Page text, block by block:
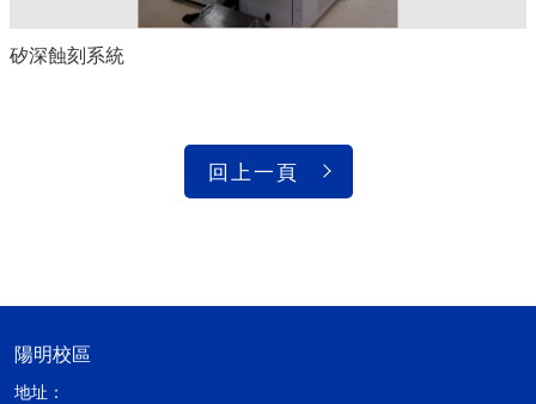
矽深蝕刻系統
回上一頁
陽明校區
地址：